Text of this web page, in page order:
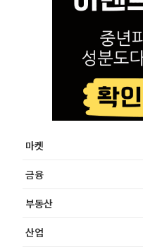
마켓
금융
부동산
산업